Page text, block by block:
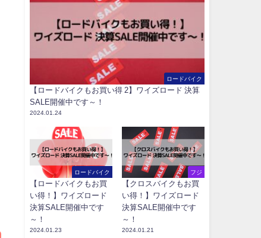
ロードバイク
【ロードバイクもお買い得 2】ワイズロード 決算
SALE開催中です～！
2024.01.24
ロードバイク
【ロードバイクもお買
い得！】ワイズロード
決算SALE開催中です
～！
2024.01.23
フジ
【クロスバイクもお買
い得！】ワイズロード
決算SALE開催中です
～！
2024.01.21